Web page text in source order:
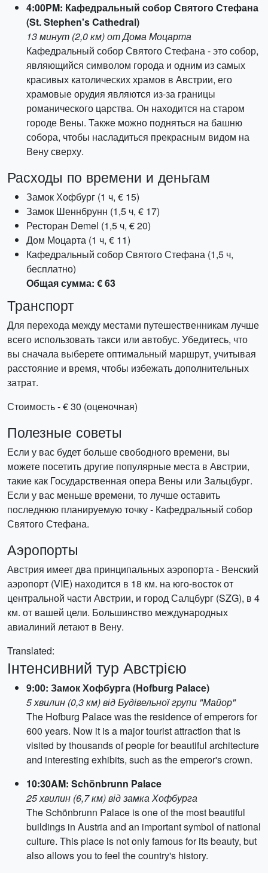
4:00PM: Кафедральный собор Святого Стефана
(St. Stephen's Cathedral)
13 минут (2,0 км) от Дома Моцарта
Кафедральный собор Святого Стефана - это собор,
являющийся символом города и одним из самых
красивых католических храмов в Австрии, его
храмовые орудия являются из-за границы
романического царства. Он находится на старом
городе Вены. Также можно подняться на башню
собора, чтобы насладиться прекрасным видом на
Вену сверху.
Расходы по времени и деньгам
Замок Хофбург (1 ч, € 15)
Замок Шеннбрунн (1,5 ч, € 17)
Ресторан Demel (1,5 ч, € 20)
Дом Моцарта (1 ч, € 11)
Кафедральный собор Святого Стефана (1,5 ч,
бесплатно)
Общая сумма: € 63
Транспорт
Для перехода между местами путешественникам лучше
всего использовать такси или автобус. Убедитесь, что
вы сначала выберете оптимальный маршрут, учитывая
расстояние и время, чтобы избежать дополнительных
затрат.
Стоимость - € 30 (оценочная)
Полезные советы
Если у вас будет больше свободного времени, вы
можете посетить другие популярные места в Австрии,
такие как Государственная опера Вены или Зальцбург.
Если у вас меньше времени, то лучше оставить
последнюю планируемую точку - Кафедральный собор
Святого Стефана.
Аэропорты
Австрия имеет два принципальных аэропорта - Венский
аэропорт (VIE) находится в 18 км. на юго-восток от
центральной части Австрии, и город Салцбург (SZG), в 4
км. от вашей цели. Большинство международных
авиалиний летают в Вену.
Translated:
Інтенсивний тур Австрією
9:00: Замок Хофбурга (Hofburg Palace)
5 хвилин (0,3 км) від Будівельної групи "Майор"
The Hofburg Palace was the residence of emperors for
600 years. Now it is a major tourist attraction that is
visited by thousands of people for beautiful architecture
and interesting exhibits, such as the emperor's crown.
10:30AM: Schönbrunn Palace
25 хвилин (6,7 км) від замка Хофбурга
The Schönbrunn Palace is one of the most beautiful
buildings in Austria and an important symbol of national
culture. This place is not only famous for its beauty, but
also allows you to feel the country's history.